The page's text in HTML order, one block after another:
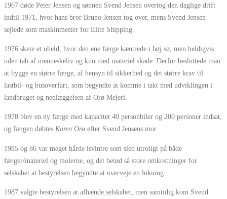
1967 døde Peter Jensen og sønnen Svend Jensen overtog den daglige drift
indtil 1971, hvor hans bror Bruno Jensen tog over, mens Svend Jensen
sejlede som maskinmester for Elite Shipping.
1976 skete et uheld, hvor den ene færge kæntrede i høj sø, men heldigvis
uden tab af menneskeliv og kun med materiel skade. Derfor besluttede man
at bygge en større færge, af hensyn til sikkerhed og det større krav til
lastbil- og busoverfart, som begyndte at komme i takt med udviklingen i
landbruget og nedlæggelsen af Orø Mejeri.
1978 blev en ny færge med kapacitet 40 personbiler og 200 personer indsat,
og færgen døbtes Karen Orø efter Svend Jensens mor.
1985 og 86 var meget hårde isvintre som sled utroligt på både
færger/materiel og molerne, og det betød så store omkostninger for
selskabet at bestyrelsen begyndte at overveje en lukning.
1987 valgte bestyrelsen at afhænde selskabet, men samtidig kom Svend